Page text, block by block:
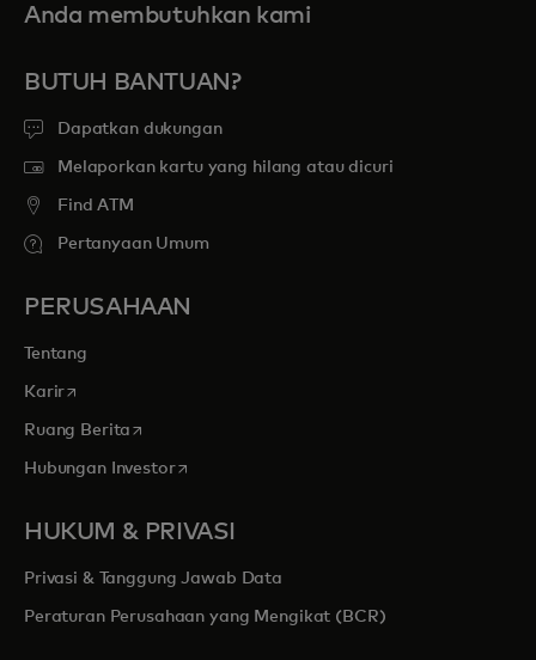
Anda membutuhkan kami
BUTUH BANTUAN?
Dapatkan dukungan
Melaporkan kartu yang hilang atau dicuri
Find ATM
Pertanyaan Umum
PERUSAHAAN
Tentang
Kariropens in a new tab
Ruang Berita opens in a new tab
Hubungan Investoropens in a new tab
HUKUM & PRIVASI
Privasi & Tanggung Jawab Data
Peraturan Perusahaan yang Mengikat (BCR)